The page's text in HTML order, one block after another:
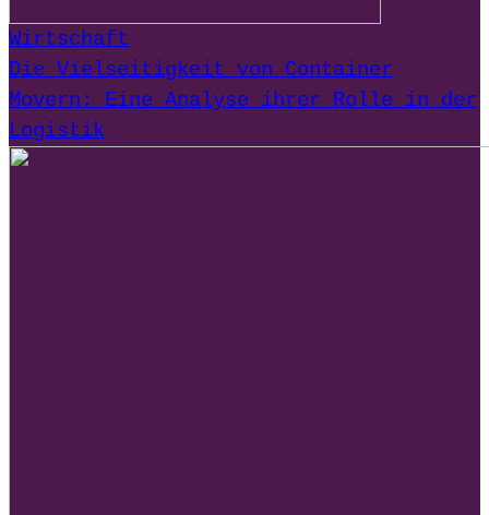
Wirtschaft
Die Vielseitigkeit von Container
Movern: Eine Analyse ihrer Rolle in der
Logistik